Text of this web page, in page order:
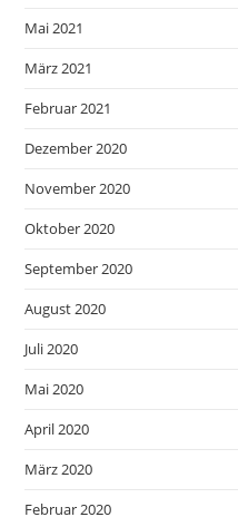
Mai 2021
März 2021
Februar 2021
Dezember 2020
November 2020
Oktober 2020
September 2020
August 2020
Juli 2020
Mai 2020
April 2020
März 2020
Februar 2020